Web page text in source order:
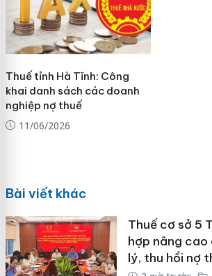
Thuế tỉnh Hà Tĩnh: Công
khai danh sách các doanh
nghiệp nợ thuế
11/06/2026
Bài viết khác
Thuế cơ sở 5
hợp nâng
lý, thu hồi nợ